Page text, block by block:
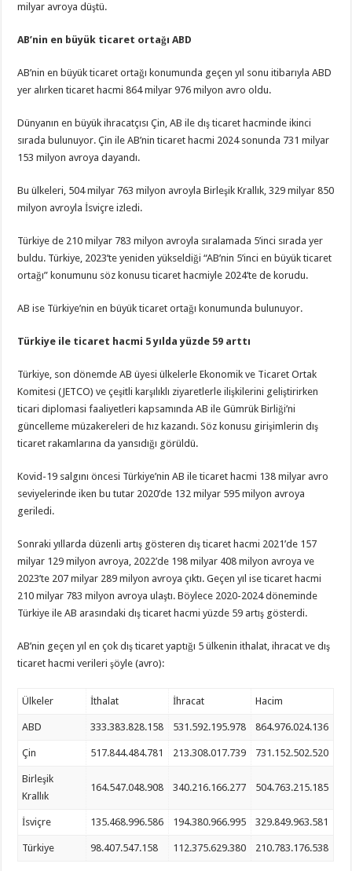
milyar avroya düştü.
AB’nin en büyük ticaret ortağı ABD
AB’nin en büyük ticaret ortağı konumunda geçen yıl sonu itibarıyla ABD
yer alırken ticaret hacmi 864 milyar 976 milyon avro oldu.
Dünyanın en büyük ihracatçısı Çin, AB ile dış ticaret hacminde ikinci
sırada bulunuyor. Çin ile AB’nin ticaret hacmi 2024 sonunda 731 milyar
153 milyon avroya dayandı.
Bu ülkeleri, 504 milyar 763 milyon avroyla Birleşik Krallık, 329 milyar 850
milyon avroyla İsviçre izledi.
Türkiye de 210 milyar 783 milyon avroyla sıralamada 5’inci sırada yer
buldu. Türkiye, 2023’te yeniden yükseldiği “AB’nin 5’inci en büyük ticaret
ortağı” konumunu söz konusu ticaret hacmiyle 2024’te de korudu.
AB ise Türkiye’nin en büyük ticaret ortağı konumunda bulunuyor.
Türkiye ile ticaret hacmi 5 yılda yüzde 59 arttı
Türkiye, son dönemde AB üyesi ülkelerle Ekonomik ve Ticaret Ortak
Komitesi (JETCO) ve çeşitli karşılıklı ziyaretlerle ilişkilerini geliştirirken
ticari diplomasi faaliyetleri kapsamında AB ile Gümrük Birliği’ni
güncelleme müzakereleri de hız kazandı. Söz konusu girişimlerin dış
ticaret rakamlarına da yansıdığı görüldü.
Kovid-19 salgını öncesi Türkiye’nin AB ile ticaret hacmi 138 milyar avro
seviyelerinde iken bu tutar 2020’de 132 milyar 595 milyon avroya
geriledi.
Sonraki yıllarda düzenli artış gösteren dış ticaret hacmi 2021’de 157
milyar 129 milyon avroya, 2022’de 198 milyar 408 milyon avroya ve
2023’te 207 milyar 289 milyon avroya çıktı. Geçen yıl ise ticaret hacmi
210 milyar 783 milyon avroya ulaştı. Böylece 2020-2024 döneminde
Türkiye ile AB arasındaki dış ticaret hacmi yüzde 59 artış gösterdi.
AB’nin geçen yıl en çok dış ticaret yaptığı 5 ülkenin ithalat, ihracat ve dış
ticaret hacmi verileri şöyle (avro):
Ülkeler İthalat İhracat Hacim
ABD 333.383.828.158 531.592.195.978 864.976.024.136
Çin 517.844.484.781 213.308.017.739 731.152.502.520
Birleşik
Krallık
164.547.048.908 340.216.166.277 504.763.215.185
İsviçre 135.468.996.586 194.380.966.995 329.849.963.581
Türkiye 98.407.547.158 112.375.629.380 210.783.176.538